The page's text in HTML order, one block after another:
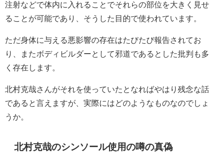
注射などで体内に入れることでそれらの部位を大きく見せ
ることが可能であり、そうした目的で使われています。
ただ身体に与える悪影響の存在はたびたび報告されてお
り、またボディビルダーとして邪道であるとした批判も多
く存在します。
北村克哉さんがそれを使っていたとなればやはり残念な話
であると言えますが、実際にはどのようなものなのでしょ
うか。
北村克哉のシンソール使用の噂の真偽